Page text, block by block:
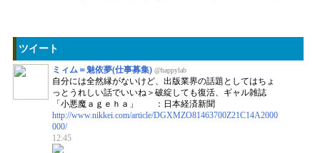
ツイート
ミィム＝魅依夢(仕事募集) @happylab
自分には全然縁がないけど、出版業界の話題としてはちょ
っとうれしい話でいいね＞破綻しても復活、ギャル雑誌
「小悪魔ａｇｅｈａ」 ：日本経済新聞
http://www.nikkei.com/article/DGXMZO81463700Z21C14A2000
000/
12:45